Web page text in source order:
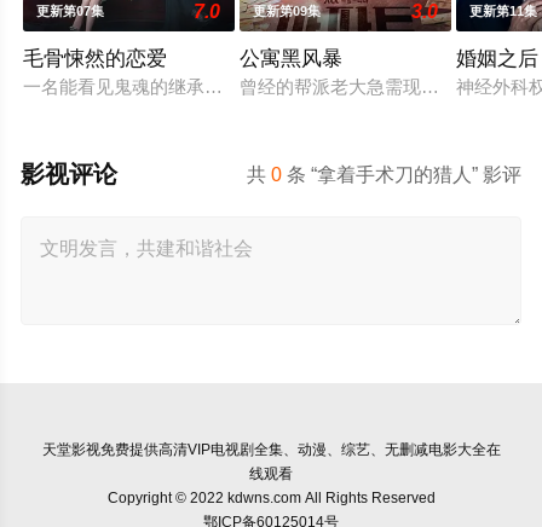
更新第07集 7.0
毛骨悚然的恋爱
一名能看见鬼魂的继承人与一名王牌检察官发现只要轻轻一碰
更新第09集 3.0
公寓黑风暴
曾经的帮派老大急需现金，于是和有
更新第11集
婚姻之后
神经外科
共0 条 “拿着手术刀的猎人” 影评
影视评论
天堂影视免费提供高清VIP电视剧全集、动漫、综艺、无删减电影大全在
线观看
Copyright © 2022 kdwns.com All Rights Reserved
鄂ICP备60125014号